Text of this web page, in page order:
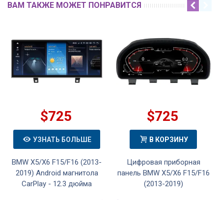
ВАМ ТАКЖЕ МОЖЕТ ПОНРАВИТСЯ
$725
УЗНАТЬ БОЛЬШЕ
BMW X5/X6 F15/F16 (2013-
2019) Android магнитола
CarPlay - 12.3 дюйма
$725
В КОРЗИНУ
Цифровая приборная
панель BMW X5/X6 F15/F16
(2013-2019)